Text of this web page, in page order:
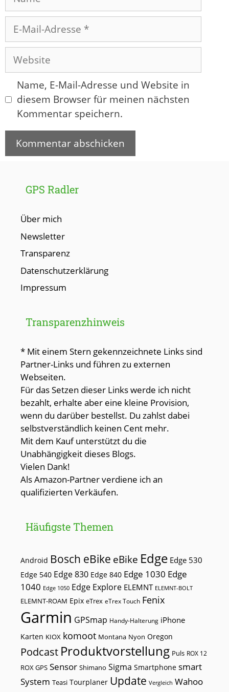
Mail-
Adresse
Website
Name, E-Mail-Adresse und Website in
diesem Browser für meinen nächsten
Kommentar speichern.
GPS Radler
Über mich
Newsletter
Transparenz
Datenschutzerklärung
Impressum
Transparenzhinweis
* Mit einem Stern gekennzeichnete Links sind
Partner-Links und führen zu externen
Webseiten.
Für das Setzen dieser Links werde ich nicht
bezahlt, erhalte aber eine kleine Provision,
wenn du darüber bestellst. Du zahlst dabei
selbstverständlich keinen Cent mehr.
Mit dem Kauf unterstützt du die
Unabhängigkeit dieses Blogs.
Vielen Dank!
Als Amazon-Partner verdiene ich an
qualifizierten Verkäufen.
Häufigste Themen
Android Bosch eBike eBike Edge Edge 530
Edge 540 Edge 830 Edge 840 Edge 1030 Edge
1040 Edge 1050 Edge Explore ELEMNT ELEMNT-BOLT
ELEMNT-ROAM Epix eTrex eTrex Touch Fenix
Garmin GPSmap Handy-Halterung iPhone
Karten KIOX komoot Montana Nyon Oregon
Podcast Produktvorstellung Puls ROX 12
ROX GPS Sensor Shimano Sigma Smartphone smart
System Teasi Tourplaner Update Vergleich Wahoo